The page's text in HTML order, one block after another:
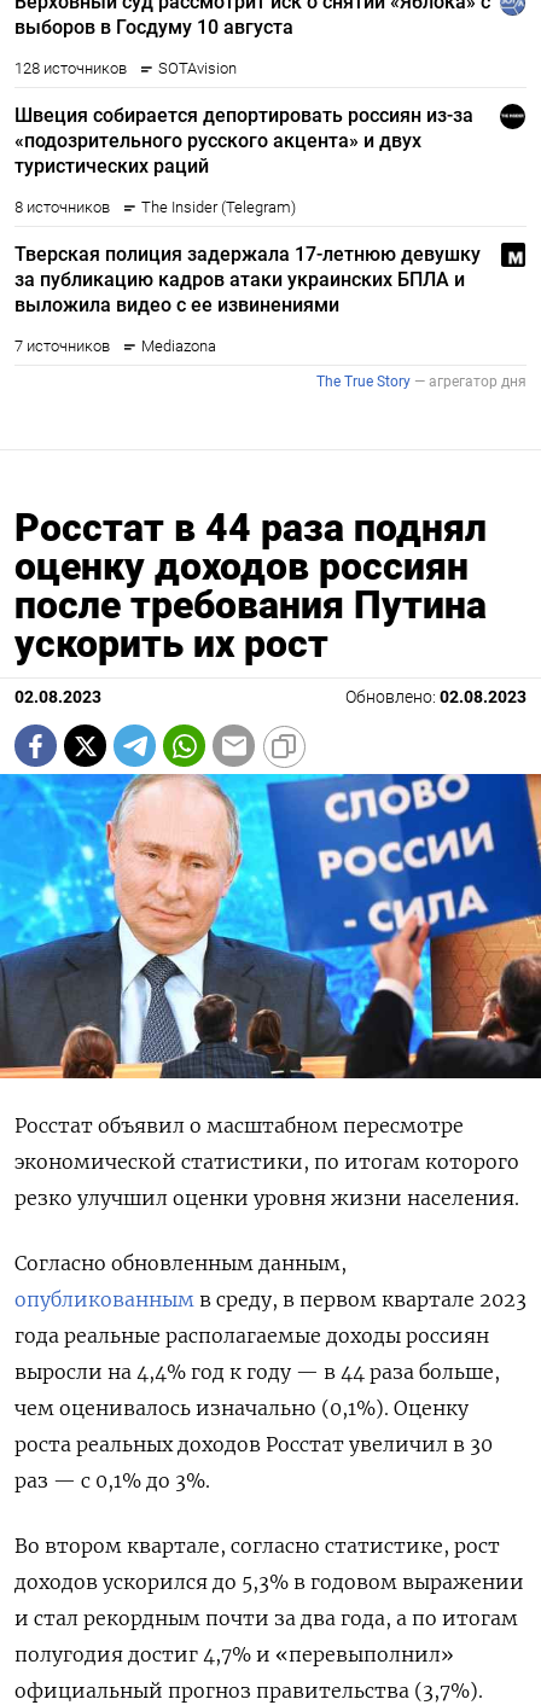
Росстат в 44 раза поднял
оценку доходов россиян
после требования Путина
ускорить их рост
02.08.2023 Обновлено: 02.08.2023
Росстат объявил о масштабном пересмотре
экономической статистики, по итогам которого
резко улучшил оценки уровня жизни населения.
Согласно обновленным данным,
опубликованным в среду, в первом квартале 2023
года реальные располагаемые доходы россиян
выросли на 4,4% год к году — в 44 раза больше,
чем оценивалось изначально (0,1%). Оценку
роста реальных доходов Росстат увеличил в 30
раз — с 0,1% до 3%.
Во втором квартале, согласно статистике, рост
доходов ускорился до 5,3% в годовом выражении
и стал рекордным почти за два года, а по итогам
полугодия достиг 4,7% и «перевыполнил»
официальный прогноз правительства (3,7%).